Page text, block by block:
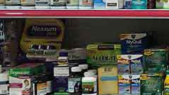
Thành phần tẩy tế bào
Thành phần cân bằng
Thành phần làm sáng